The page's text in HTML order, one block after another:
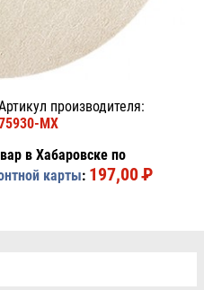
производителя:
MX
в Хабаровске по
карты: 197,00PУБ.